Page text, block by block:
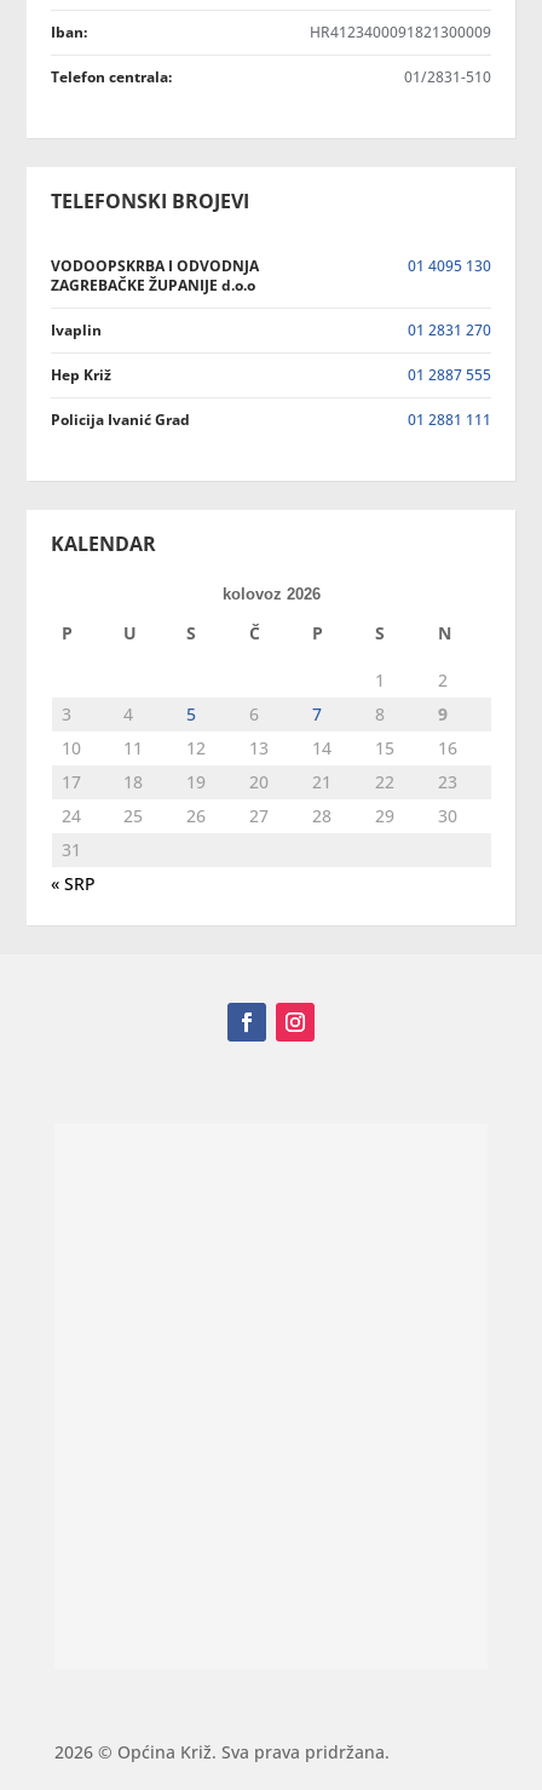
Iban: HR4123400091821300009
Telefon centrala: 01/2831-510
TELEFONSKI BROJEVI
VODOOPSKRBA I ODVODNJA
ZAGREBAČKE ŽUPANIJE d.o.o
01 4095 130
Ivaplin 01 2831 270
Hep Križ 01 2887 555
Policija Ivanić Grad 01 2881 111
KALENDAR
kolovoz 2026
P U S Č P S N
1
2
3
4 5 6 7 8
9
10
11 12 13 14 15
16
17
18 19 20 21 22
23
24
25 26 27 28 29
30
31
« SRP
2026 © Općina Križ. Sva prava pridržana.